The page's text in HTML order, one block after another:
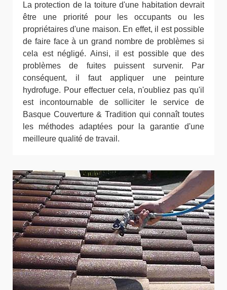
La protection de la toiture d'une habitation devrait
être une priorité pour les occupants ou les
propriétaires d'une maison. En effet, il est possible
de faire face à un grand nombre de problèmes si
cela est négligé. Ainsi, il est possible que des
problèmes de fuites puissent survenir. Par
conséquent, il faut appliquer une peinture
hydrofuge. Pour effectuer cela, n'oubliez pas qu'il
est incontournable de solliciter le service de
Basque Couverture & Tradition qui connaît toutes
les méthodes adaptées pour la garantie d'une
meilleure qualité de travail.